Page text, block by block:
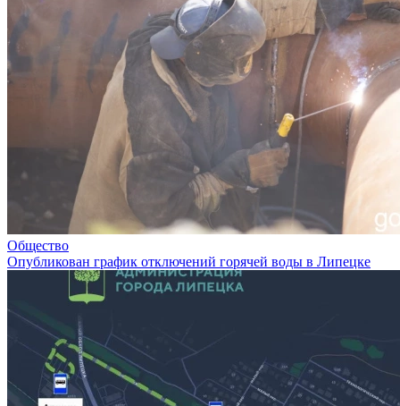
Общество
Опубликован график отключений горячей воды в Липецке